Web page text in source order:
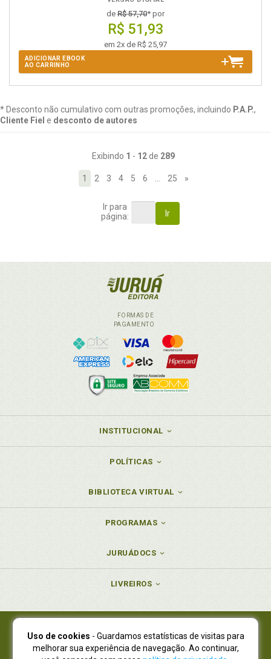
de R$ 57,70* por
R$ 51,93
em 2x de R$ 25,97
ADICIONAR EBOOK
AO CARRINHO
* Desconto não cumulativo com outras promoções, incluindo P.A.P.,
Cliente Fiel e desconto de autores
Exibindo 1 - 12de 289
1 2 3 4 5 6 25 »
Ir para
página:
Ir
FORMAS DE
PAGAMENTO
INSTITUCIONAL
POLÍTICAS
BIBLIOTECA VIRTUAL
PROGRAMAS
JURUÁDOCS
LIVREIROS
Juruá Editora Ltda., CNPJ 77.535.508/0001-19
Juruá Informática Ltda., CNPJ 01.701.561/0001-80
Uso de cookies - Guardamos estatísticas de visitas para
melhorar sua experiência de navegação. Ao continuar,